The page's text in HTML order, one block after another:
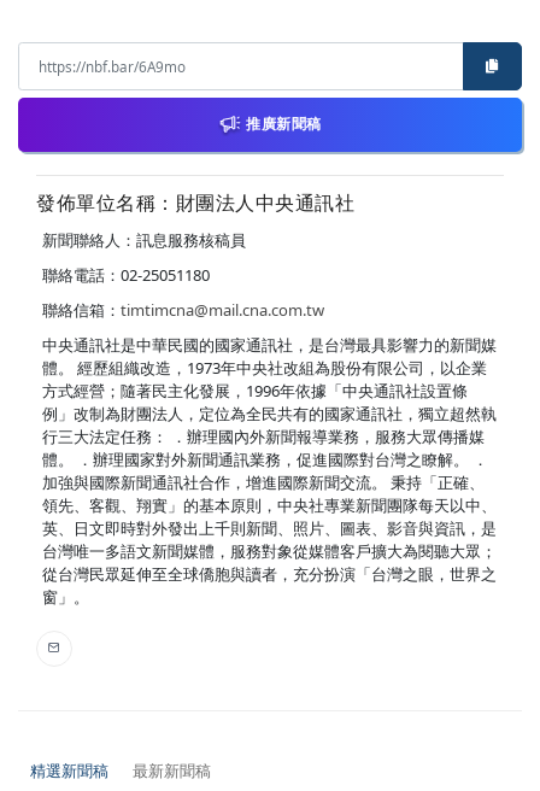
推廣新聞稿
發佈單位名稱：財團法人中央通訊社
新聞聯絡人：訊息服務核稿員
聯絡電話：02-25051180
聯絡信箱： timtimcna@mail.cna.com.tw
中央通訊社是中華民國的國家通訊社，是台灣最具影響力的新聞媒
體。 經歷組織改造，1973年中央社改組為股份有限公司，以企業
方式經營；隨著民主化發展，1996年依據「中央通訊社設置條
例」改制為財團法人，定位為全民共有的國家通訊社，獨立超然執
行三大法定任務： ．辦理國內外新聞報導業務，服務大眾傳播媒
體。 ．辦理國家對外新聞通訊業務，促進國際對台灣之瞭解。 ．
加強與國際新聞通訊社合作，增進國際新聞交流。 秉持「正確、
領先、客觀、翔實」的基本原則，中央社專業新聞團隊每天以中、
英、日文即時對外發出上千則新聞、照片、圖表、影音與資訊，是
台灣唯一多語文新聞媒體，服務對象從媒體客戶擴大為閱聽大眾；
從台灣民眾延伸至全球僑胞與讀者，充分扮演「台灣之眼，世界之
窗」。
精選新聞稿 最新新聞稿